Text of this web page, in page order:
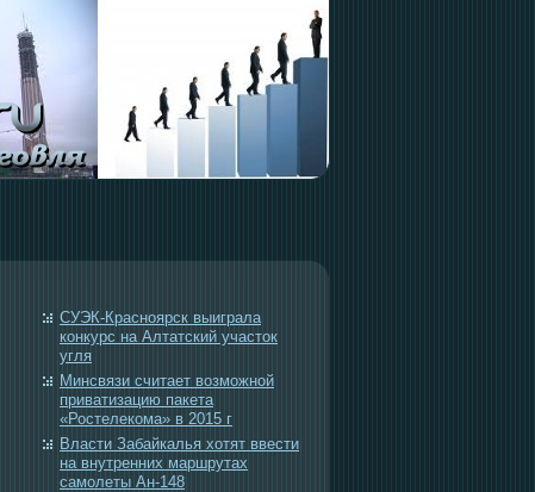
СУЭК-Красноярск выиграла
конкурс на Алтатский участок
угля
Минсвязи считает возможной
приватизацию пакета
«Ростелекома» в 2015 г
Власти Забайкалья хотят ввести
на внутренних маршрутах
самолеты Ан-148